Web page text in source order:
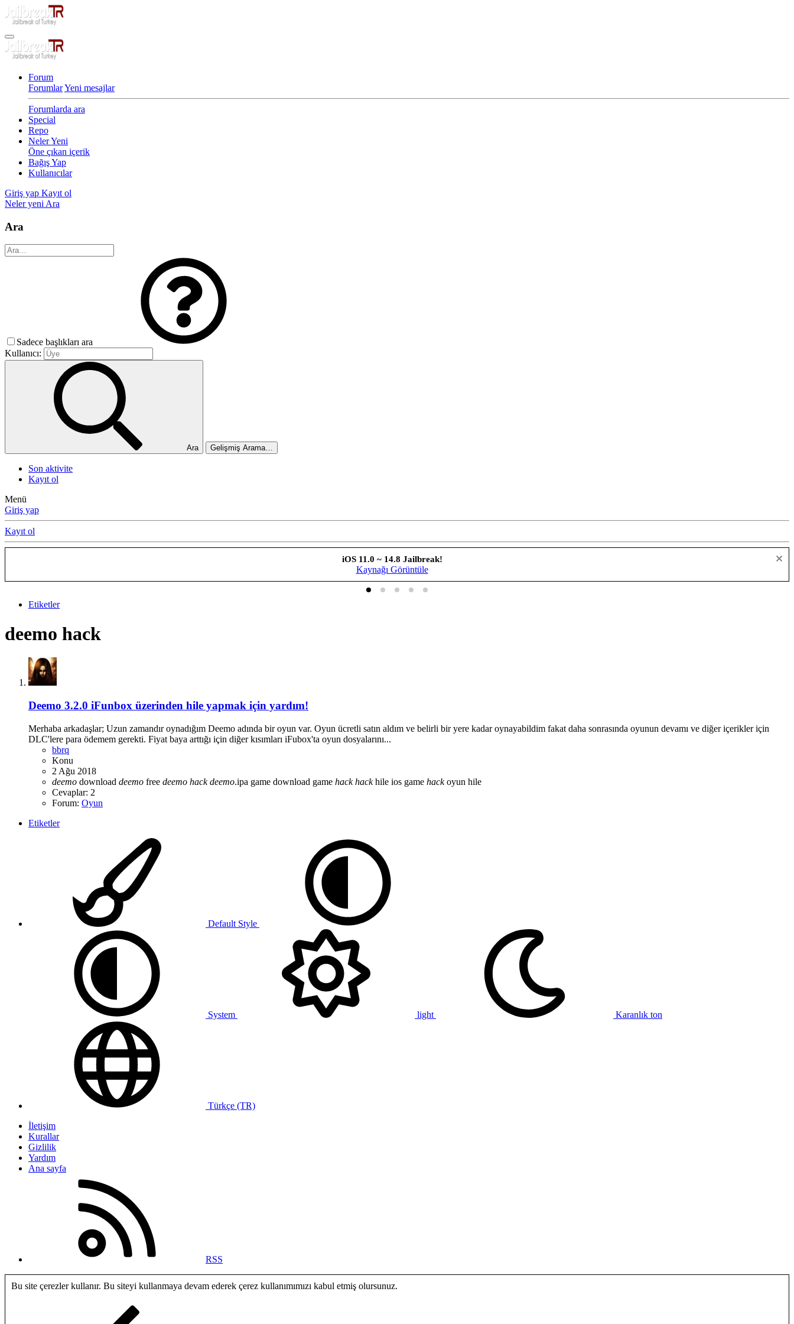
Forum
ForumlarYeni mesajlar
Forumlarda ara
Special
Repo
Neler Yeni
Öne çıkan içerik
Bağış Yap
Kullanıcılar
Giriş yap Kayıt ol
Neler yeni Ara
Ara
Sadece başlıkları ara
Kullanıcı:
Ara Gelişmiş Arama…
Son aktivite
Kayıt ol
Menü
Giriş yap
Kayıt ol
iOS 11.0 ~ 14.8 Jailbreak!
Kaynağı Görüntüle
Etiketler
deemo hack
Deemo 3.2.0 iFunbox üzerinden hile yapmak için yardım!
Merhaba arkadaşlar; Uzun zamandır oynadığım Deemo adında bir oyun var. Oyun ücretli satın aldım ve belirli bir yere kadar oynayabildim fakat daha sonrasında oyunun devamı ve diğer içerikler için
DLC'lere para ödemem gerekti. Fiyat baya arttığı için diğer kısımları iFubox'ta oyun dosyalarını...
bbrq
Konu
2 Ağu 2018
deemo download deemo free deemo hack deemo.ipa game download game hack hack hile ios game hack oyun hile
Cevaplar: 2
Forum: Oyun
Etiketler
Default Style
System light Karanlık ton
Türkçe (TR)
İletişim
Kurallar
Gizlilik
Yardım
Ana sayfa
RSS
Bu site çerezler kullanır. Bu siteyi kullanmaya devam ederek çerez kullanımımızı kabul etmiş olursunuz.